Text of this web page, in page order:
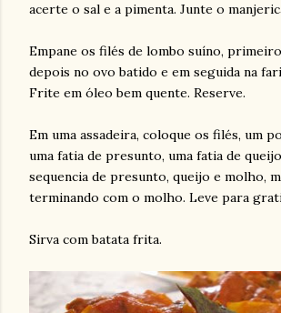
acerte o sal e a pimenta. Junte o
Empane os filés de lombo suíno,
depois no ovo batido e em seguida na
Frite em óleo bem quente. Reserve.
Em uma assadeira, coloque os filés, um
uma fatia de presunto, uma fatia de
sequencia de presunto, queijo e molho,
terminando com o molho. Leve para
Sirva com batata frita.